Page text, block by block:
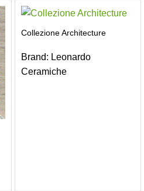
Collezione Architecture
Brand: Leonardo
Ceramiche